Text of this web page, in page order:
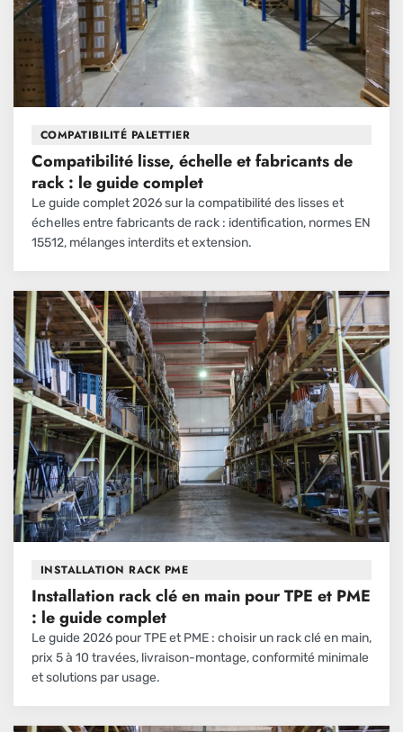
COMPATIBILITÉ PALETTIER
Compatibilité lisse, échelle et fabricants de
rack : le guide complet
Le guide complet 2026 sur la compatibilité des lisses et
échelles entre fabricants de rack : identification, normes EN
15512, mélanges interdits et extension.
INSTALLATION RACK PME
Installation rack clé en main pour TPE et PME
: le guide complet
Le guide 2026 pour TPE et PME : choisir un rack clé en main,
prix 5 à 10 travées, livraison-montage, conformité minimale
et solutions par usage.